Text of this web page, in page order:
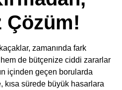
Çözüm!
zamanında fark
de bütçenize ciddi zararlar
içinden geçen borularda
sürede büyük hasarlara